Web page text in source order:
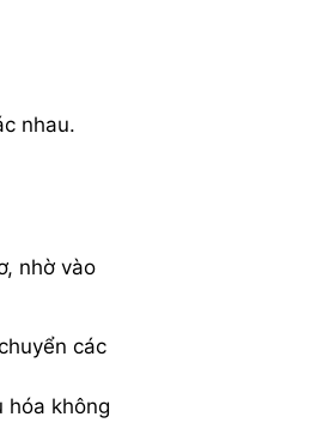
nhau.
nhờ vào
các
hóa không